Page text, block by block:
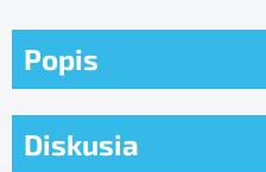
Popis
Diskusia